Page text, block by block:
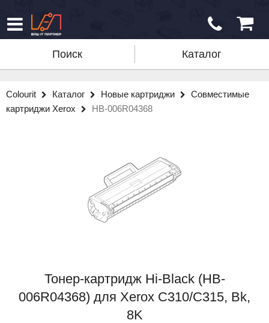
Поиск Каталог
Colourit Каталог Новые картриджи
Совместимые
картриджи Xerox
HB-006R04368
Тонер-картридж Hi-Black (HB-
006R04368) для Xerox C310/C315, Bk,
8K